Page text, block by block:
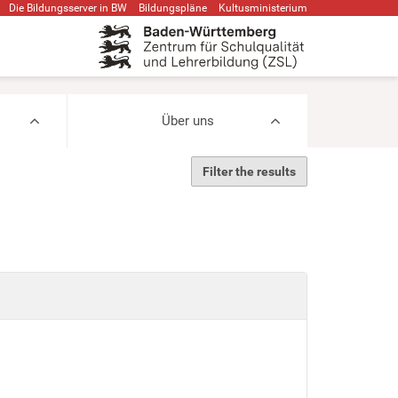
Die Bildungsserver in BW Bildungspläne Kultusministerium
Über uns
Filter the results